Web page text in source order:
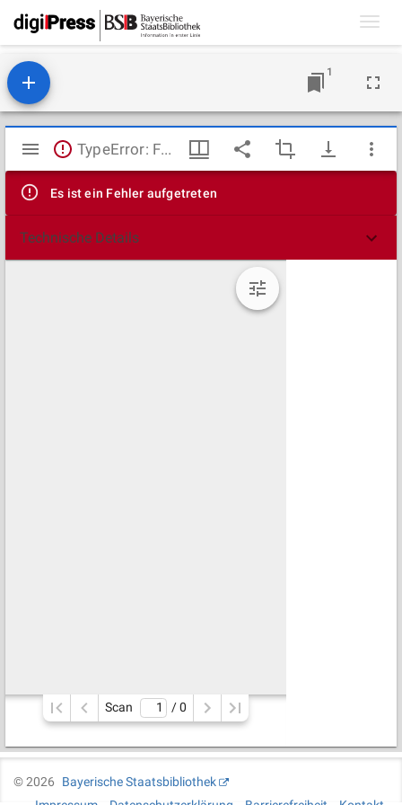
1
Mirador
Viewer
TypeError: Failed to fetch
Es ist ein Fehler aufgetreten
Technische Details
Scan / 0
©2026
Bayerische Staatsbibliothek